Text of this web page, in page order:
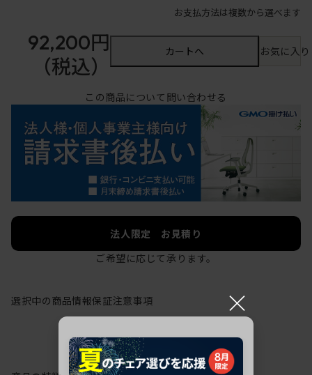
お支払方法は複数から選べます
92,200円
（税込）
カートへ お気に入
この商品について問い合わせる
法人限定 お見積り
ご希望に応じて承ります。
選択中の商品情報保証注意事項 ×